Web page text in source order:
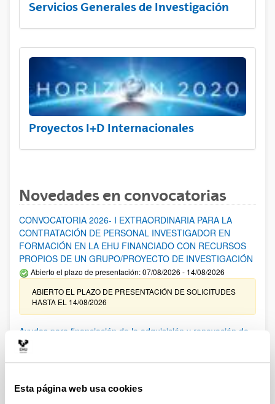
Esta página web usa cookies
Servicios Generales de Investigación
Proyectos I+D Internacionales
Novedades en convocatorias
CONVOCATORIA 2026- I EXTRAORDINARIA PARA LA
CONTRATACIÓN DE PERSONAL INVESTIGADOR EN
FORMACIÓN EN LA EHU FINANCIADO CON RECURSOS
PROPIOS DE UN GRUPO/PROYECTO DE INVESTIGACIÓN
Abierto el plazo de presentación: 07/08/2026 - 14/08/2026
ABIERTO EL PLAZO DE PRESENTACIÓN DE SOLICITUDES
HASTA EL 14/08/2026
Ayudas para financiación de la adquisición y renovación de
infraestructura científica y fondos bibliográficos en la
UPV/EHU 2026
25/03/2026: Corrección de errores del listado provisional de